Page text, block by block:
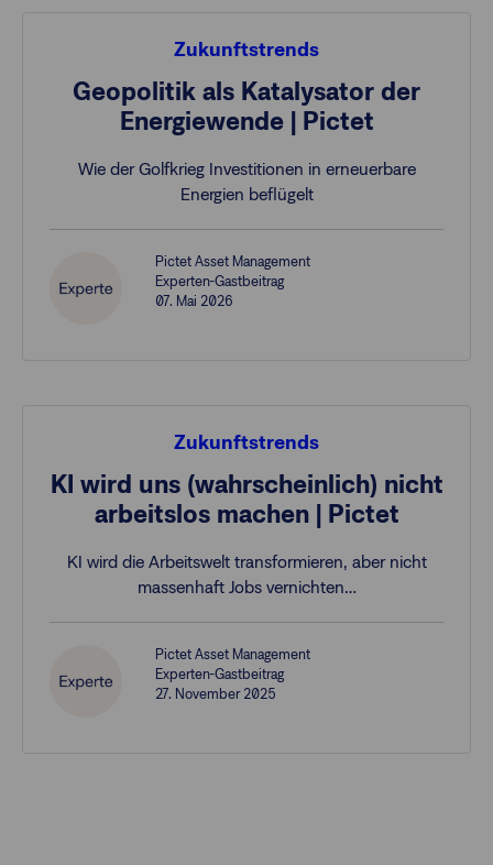
Zukunftstrends
Geopolitik als Katalysator der
Energiewende | Pictet
Wie der Golfkrieg Investitionen in erneuerbare
Energien beflügelt
Pictet Asset Management
Experten-Gastbeitrag
07. Mai 2026
Zukunftstrends
KI wird uns (wahrscheinlich) nicht
arbeitslos machen | Pictet
KI wird die Arbeitswelt transformieren, aber nicht
massenhaft Jobs vernichten…
Pictet Asset Management
Experten-Gastbeitrag
27. November 2025